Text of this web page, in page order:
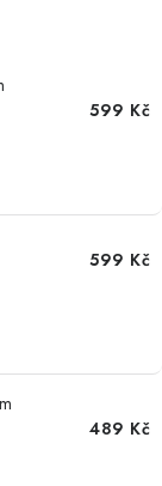
599 Kč
599 Kč
489 Kč